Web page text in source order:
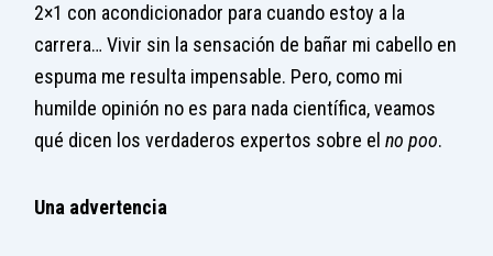
2×1 con acondicionador para cuando estoy a la
carrera… Vivir sin la sensación de bañar mi cabello en
espuma me resulta impensable. Pero, como mi
humilde opinión no es para nada científica, veamos
qué dicen los verdaderos expertos sobre elno poo.
Una advertencia